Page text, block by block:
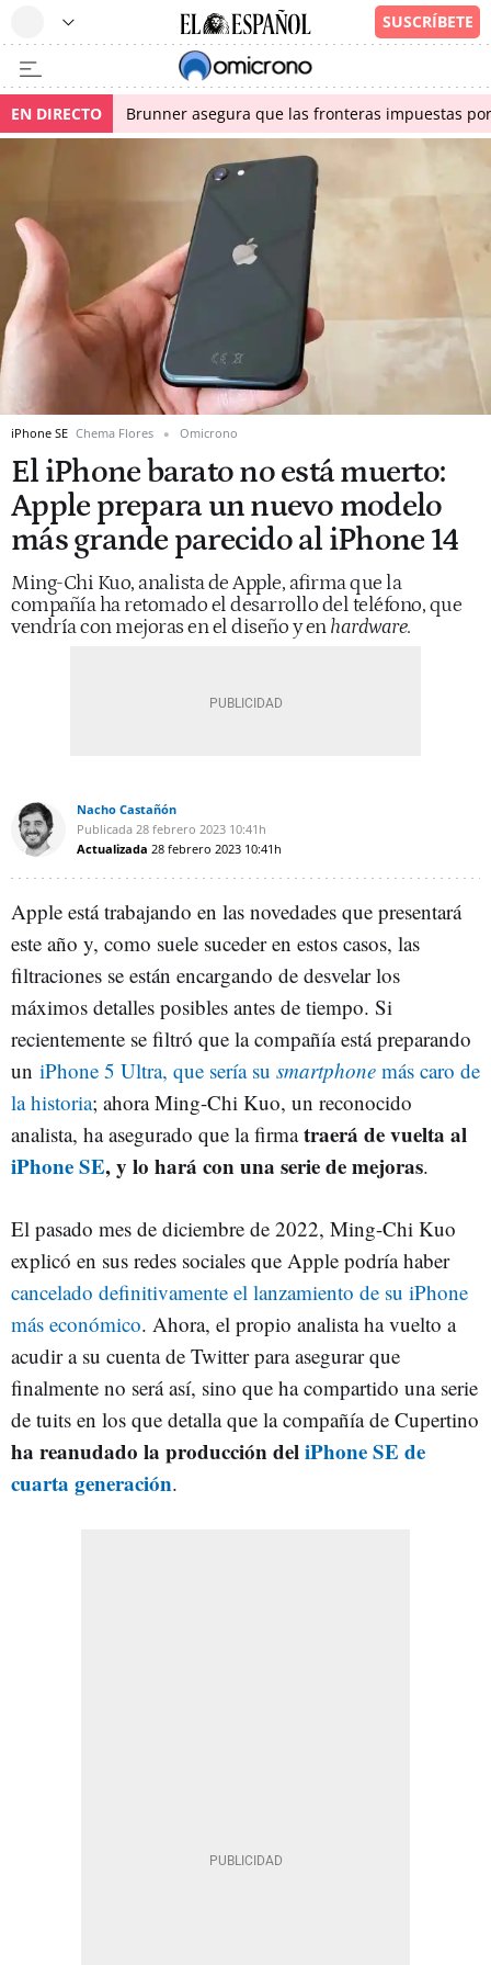
EN DIRECTO Brunner asegura que las fronteras impuestas
iPhone SE Chema Flores Omicrono
El iPhone barato no está muerto:
Apple prepara un nuevo modelo
más grande parecido al iPhone 14
Ming-Chi Kuo, analista de Apple, afirma que la
compañía ha retomado el desarrollo del teléfono, que
vendría con mejoras en el diseño y enhardware.
Nacho Castañón
Publicada 28 febrero 2023 10:41h
Actualizada 28 febrero 2023 10:41h
Apple está trabajando en las novedades que presentará
este año y, como suele suceder en estos casos, las
filtraciones se están encargando de desvelar los
máximos detalles posibles antes de tiempo. Si
recientemente se filtró que la compañía está preparando
un iPhone 5 Ultra, que sería su smartphone más caro de
la historia; ahora Ming-Chi Kuo, un reconocido
analista, ha asegurado que la firmatraerá de vuelta al
iPhone SE, y lo hará con una serie de mejoras.
El pasado mes de diciembre de 2022, Ming-Chi Kuo
explicó en sus redes sociales que Apple podría haber
cancelado definitivamente el lanzamiento de su iPhone
más económico. Ahora, el propio analista ha vuelto a
acudir a su cuenta de Twitter para asegurar que
finalmente no será así, sino que ha compartido una serie
de tuits en los que detalla que la compañía de Cupertino
ha reanudado la producción deliPhone SE de
cuarta generación.